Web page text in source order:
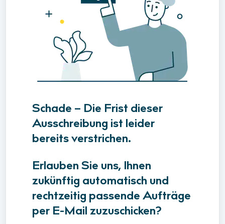
Schade – Die Frist dieser
Ausschreibung ist leider
bereits verstrichen.
Erlauben Sie uns, Ihnen
zukünftig automatisch und
rechtzeitig passende Aufträge
per E-Mail zuzuschicken?